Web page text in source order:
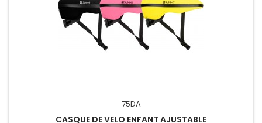
75DA
CASQUE DE VELO ENFANT AJUSTABLE